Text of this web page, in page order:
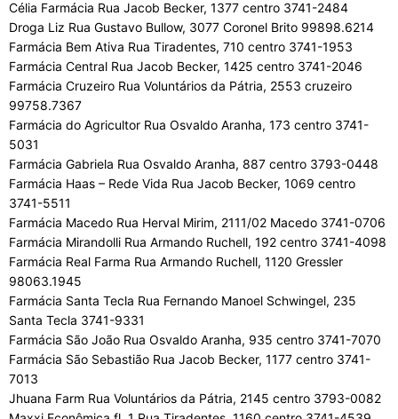
Célia Farmácia Rua Jacob Becker, 1377 centro 3741-2484
Droga Liz Rua Gustavo Bullow, 3077 Coronel Brito 99898.6214
Farmácia Bem Ativa Rua Tiradentes, 710 centro 3741-1953
Farmácia Central Rua Jacob Becker, 1425 centro 3741-2046
Farmácia Cruzeiro Rua Voluntários da Pátria, 2553 cruzeiro
99758.7367
Farmácia do Agricultor Rua Osvaldo Aranha, 173 centro 3741-
5031
Farmácia Gabriela Rua Osvaldo Aranha, 887 centro 3793-0448
Farmácia Haas – Rede Vida Rua Jacob Becker, 1069 centro
3741-5511
Farmácia Macedo Rua Herval Mirim, 2111/02 Macedo 3741-0706
Farmácia Mirandolli Rua Armando Ruchell, 192 centro 3741-4098
Farmácia Real Farma Rua Armando Ruchell, 1120 Gressler
98063.1945
Farmácia Santa Tecla Rua Fernando Manoel Schwingel, 235
Santa Tecla 3741-9331
Farmácia São João Rua Osvaldo Aranha, 935 centro 3741-7070
Farmácia São Sebastião Rua Jacob Becker, 1177 centro 3741-
7013
Jhuana Farm Rua Voluntários da Pátria, 2145 centro 3793-0082